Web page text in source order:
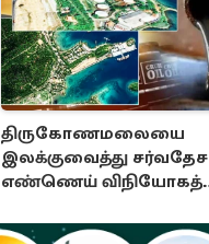
திருகோணமலையை
இலக்குவைத்து சர்வதேச
எண்ணெய் விநியோகத்